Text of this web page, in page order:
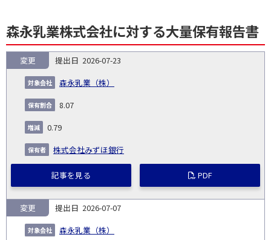
森永乳業株式会社に対する大量保有報告書
NO.
告
義
務
発
生
日
提
日
証券
2026-07-23
森永乳業（株）
変更
8.07
0.79
株式会社みずほ銀行
記事を見る PDF
2026-07-07
森永乳業（株）
変更